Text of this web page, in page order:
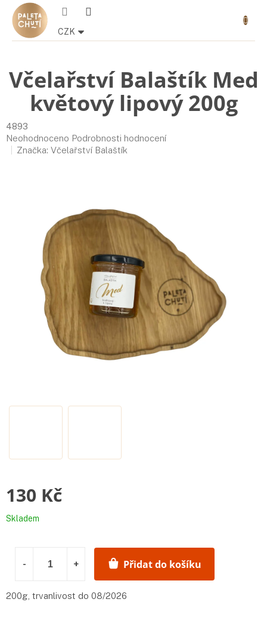
Přejít
obsah
CZK
košík
Včelařství Balaštík Med
květový lipový 200g
4893
Průměrné
hodnocení
Neohodnoceno Podrobnosti hodnocení
Značka:Včelařství Balaštík
130 Kč
Měrná
Skladem
Přidat do košíku
200g, trvanlivost do 08/2026